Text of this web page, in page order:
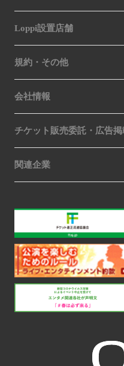
Loppi設置店舗
規約・その他
会社情報
チケット販売委託・広告掲
関連企業